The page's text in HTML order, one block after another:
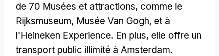
de 70 Musées et attractions, comme le
Rijksmuseum, Musée Van Gogh, et à
l'Heineken Experience. En plus, elle offre un
transport public illimité à Amsterdam.